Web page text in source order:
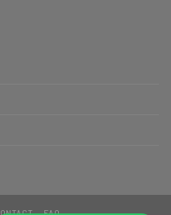
FAQ